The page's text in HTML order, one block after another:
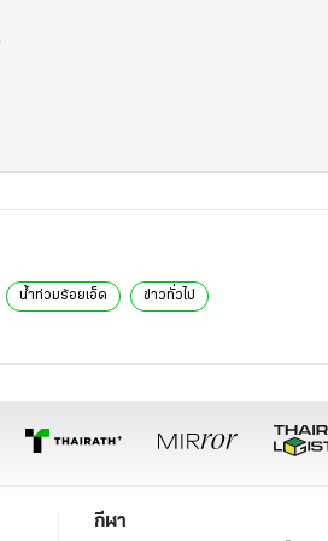
น้ำท่วมร้อยเอ็ด ข่าวทั่วไป
กีฬา